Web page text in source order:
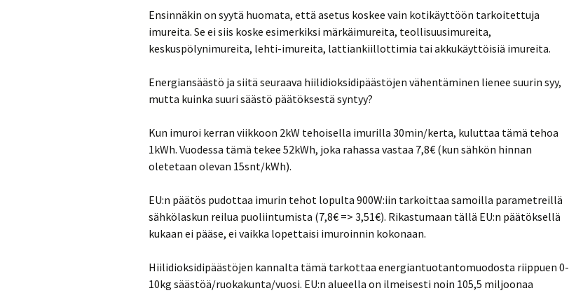
Ensinnäkin on syytä huomata, että asetus koskee vain kotikäyttöön tarkoitettuja
imureita. Se ei siis koske esimerkiksi märkäimureita, teollisuusimureita,
keskuspölynimureita, lehti-imureita, lattiankiillottimia tai akkukäyttöisiä imureita.
Energiansäästö ja siitä seuraava hiilidioksidipäästöjen vähentäminen lienee suurin syy,
mutta kuinka suuri säästö päätöksestä syntyy?
Kun imuroi kerran viikkoon 2kW tehoisella imurilla 30min/kerta, kuluttaa tämä tehoa
1kWh. Vuodessa tämä tekee 52kWh, joka rahassa vastaa 7,8€ (kun sähkön hinnan
oletetaan olevan 15snt/kWh).
EU:n päätös pudottaa imurin tehot lopulta 900W:iin tarkoittaa samoilla parametreillä
sähkölaskun reilua puoliintumista (7,8€ => 3,51€). Rikastumaan tällä EU:n päätöksellä
kukaan ei pääse, ei vaikka lopettaisi imuroinnin kokonaan.
Hiilidioksidipäästöjen kannalta tämä tarkottaa energiantuotantomuodosta riippuen 0-
10kg säästöä/ruokakunta/vuosi. EU:n alueella on ilmeisesti noin 105,5 miljoonaa